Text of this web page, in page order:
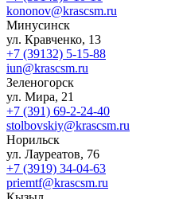
kononov@krascsm.ru
Минусинск
ул. Кравченко, 13
+7 (39132) 5-15-88
iun@krascsm.ru
Зеленогорск
ул. Мира, 21
+7 (391) 69-2-24-40
stolbovskiy@krascsm.ru
Норильск
ул. Лауреатов, 76
+7 (3919) 34-04-63
priemtf@krascsm.ru